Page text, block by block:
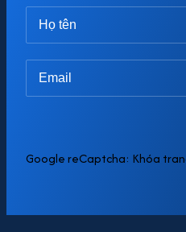
Google reCaptcha: Khóa